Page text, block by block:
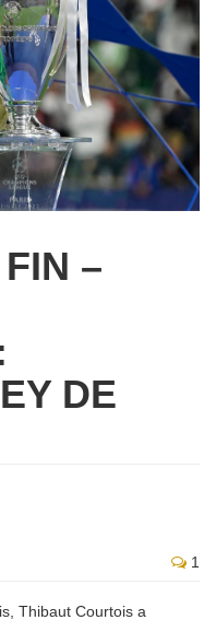
–
DE
1
Thibaut Courtois a